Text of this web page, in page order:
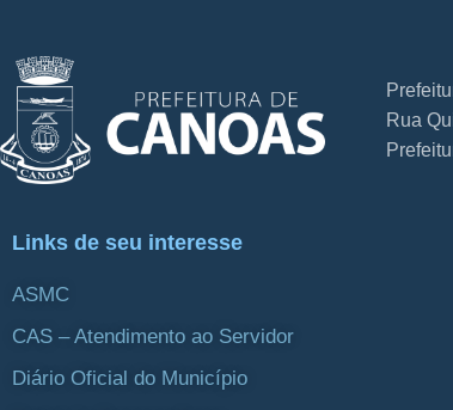
Rua
Links de seu interesse
ASMC
CAS – Atendimento ao Servidor
Diário Oficial do Município